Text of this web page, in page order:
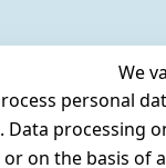
We
personal
processing
on the basis